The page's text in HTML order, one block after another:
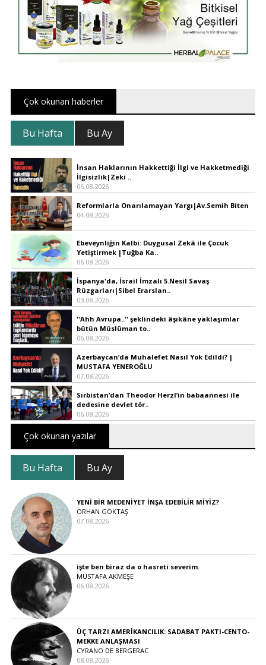
Çok okunan haberler
Bu Hafta Bu Ay
İnsan Haklarının Hakkettiği İlgi ve Hakketmediği
İlgisizlik|Zeki ..
06.08.2026
Reformlarla Onarılamayan Yargı|Av.Semih Biten
04.08.2026
Ebeveynliğin Kalbi: Duygusal Zekâ ile Çocuk
Yetiştirmek |Tuğba Ka..
06.08.2026
İspanya'da, İsrail İmzalı 5.Nesil Savaş
Rüzgarları|Sibel Erarslan..
03.08.2026
''Ahh Avrupa..'' şeklindeki âşıkâne yaklaşımlar
bütün Müslüman to..
06.08.2026
Azerbaycan’da Muhalefet Nasıl Yok Edildi? |
MUSTAFA YENEROĞLU
07.08.2026
Sırbistan’dan Theodor Herzl’in babaannesi ile
dedesine devlet tör..
06.08.2026
Çok okunan yazılar
Bu Hafta Bu Ay
YENİ BİR MEDENİYET İNŞA EDEBİLİR MİYİZ?
ORHAN GÖKTAŞ
07.08.2026
işte ben biraz da o hasreti severim.
MUSTAFA AKMEŞE
06.08.2026
ÜÇ TARZI AMERİKANCILIK: SADABAT PAKTI-CENTO-
MEKKE ANLAŞMASI
CYRANO DE BERGERAC
08.08.2026